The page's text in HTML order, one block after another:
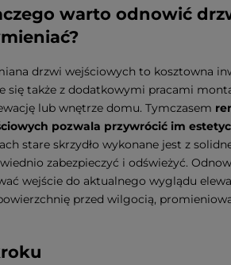
warto odnowić
drzwi wejściowych to kosztowna
się także z dodatkowymi pracami
lub wnętrze domu. Tymczasem
pozwala przywrócić im
stare skrzydło wykonane jest z
zabezpieczyć i odświeżyć.
wejście do aktualnego wyglądu
przed wilgocią,